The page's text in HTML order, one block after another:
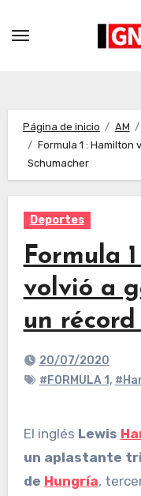
Página de inicio AM
Formula 1 :
Schumacher
Deportes
Formula
volvió a
un
20/07/2020
#FORMULA 1,
El inglés Lewis
un aplastante
de Hungría,